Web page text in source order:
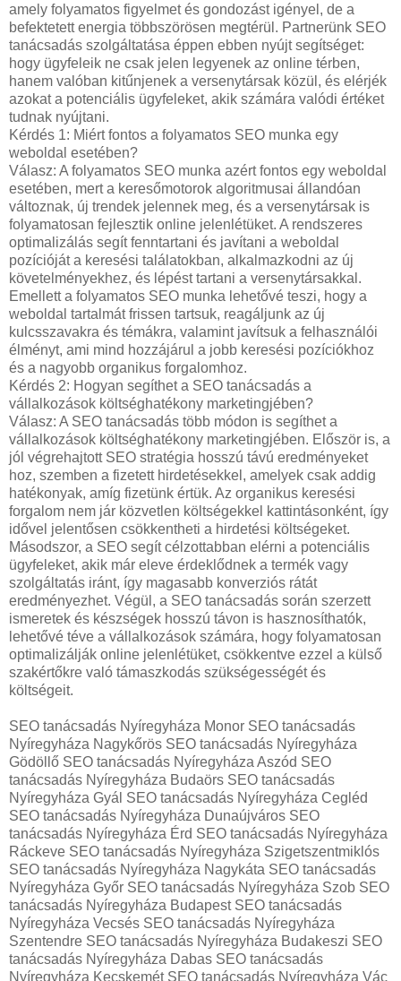
amely folyamatos figyelmet és gondozást igényel, de a
befektetett energia többszörösen megtérül. Partnerünk SEO
tanácsadás szolgáltatása éppen ebben nyújt segítséget:
hogy ügyfeleik ne csak jelen legyenek az online térben,
hanem valóban kitűnjenek a versenytársak közül, és elérjék
azokat a potenciális ügyfeleket, akik számára valódi értéket
tudnak nyújtani.
Kérdés 1: Miért fontos a folyamatos SEO munka egy
weboldal esetében?
Válasz: A folyamatos SEO munka azért fontos egy weboldal
esetében, mert a keresőmotorok algoritmusai állandóan
változnak, új trendek jelennek meg, és a versenytársak is
folyamatosan fejlesztik online jelenlétüket. A rendszeres
optimalizálás segít fenntartani és javítani a weboldal
pozícióját a keresési találatokban, alkalmazkodni az új
követelményekhez, és lépést tartani a versenytársakkal.
Emellett a folyamatos SEO munka lehetővé teszi, hogy a
weboldal tartalmát frissen tartsuk, reagáljunk az új
kulcsszavakra és témákra, valamint javítsuk a felhasználói
élményt, ami mind hozzájárul a jobb keresési pozíciókhoz
és a nagyobb organikus forgalomhoz.
Kérdés 2: Hogyan segíthet a SEO tanácsadás a
vállalkozások költséghatékony marketingjében?
Válasz: A SEO tanácsadás több módon is segíthet a
vállalkozások költséghatékony marketingjében. Először is, a
jól végrehajtott SEO stratégia hosszú távú eredményeket
hoz, szemben a fizetett hirdetésekkel, amelyek csak addig
hatékonyak, amíg fizetünk értük. Az organikus keresési
forgalom nem jár közvetlen költségekkel kattintásonként, így
idővel jelentősen csökkentheti a hirdetési költségeket.
Másodszor, a SEO segít célzottabban elérni a potenciális
ügyfeleket, akik már eleve érdeklődnek a termék vagy
szolgáltatás iránt, így magasabb konverziós rátát
eredményezhet. Végül, a SEO tanácsadás során szerzett
ismeretek és készségek hosszú távon is hasznosíthatók,
lehetővé téve a vállalkozások számára, hogy folyamatosan
optimalizálják online jelenlétüket, csökkentve ezzel a külső
szakértőkre való támaszkodás szükségességét és
költségeit.
SEO tanácsadás Nyíregyháza Monor SEO tanácsadás
Nyíregyháza Nagykőrös SEO tanácsadás Nyíregyháza
Gödöllő SEO tanácsadás Nyíregyháza Aszód SEO
tanácsadás Nyíregyháza Budaörs SEO tanácsadás
Nyíregyháza Gyál SEO tanácsadás Nyíregyháza Cegléd
SEO tanácsadás Nyíregyháza Dunaújváros SEO
tanácsadás Nyíregyháza Érd SEO tanácsadás Nyíregyháza
Ráckeve SEO tanácsadás Nyíregyháza Szigetszentmiklós
SEO tanácsadás Nyíregyháza Nagykáta SEO tanácsadás
Nyíregyháza Győr SEO tanácsadás Nyíregyháza Szob SEO
tanácsadás Nyíregyháza Budapest SEO tanácsadás
Nyíregyháza Vecsés SEO tanácsadás Nyíregyháza
Szentendre SEO tanácsadás Nyíregyháza Budakeszi SEO
tanácsadás Nyíregyháza Dabas SEO tanácsadás
Nyíregyháza Kecskemét SEO tanácsadás Nyíregyháza Vác